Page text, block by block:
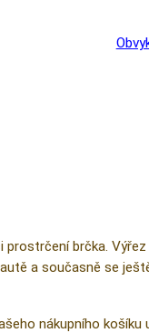
brčka.
a současně se
nákupního košíku